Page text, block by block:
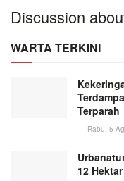
Discussion
WARTA TERKINI
Terparah
Rabu, 5
12